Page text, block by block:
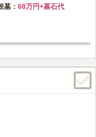
墓
68万円+墓石代